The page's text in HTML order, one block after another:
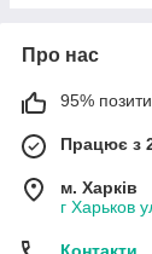
Про нас
95%
Працює з
м. Харків
г Харьков